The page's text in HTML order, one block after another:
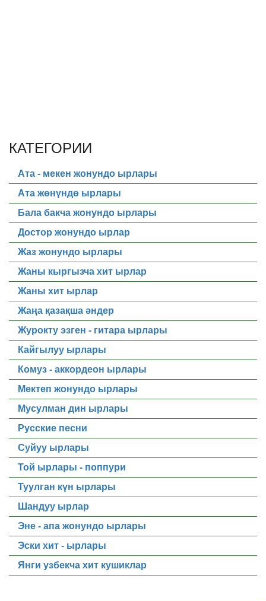
КАТЕГОРИИ
Ата - мекен жонундо ырлары
Ата жөнүндө ырлары
Бала бакча жонундо ырлары
Достор жонундо ырлар
Жаз жонундо ырлары
Жаны кыргызча хит ырлар
Жаны хит ырлар
Жаңа қазақша әндер
Журокту эзген - гитара ырлары
Кайгылуу ырлары
Комуз - аккордеон ырлары
Мектеп жонундо ырлары
Мусулман дин ырлары
Русские песни
Суйуу ырлары
Той ырлары - поппури
Туулган күн ырлары
Шандуу ырлар
Эне - апа жонундо ырлары
Эски хит - ырлары
Янги узбекча хит кушиклар